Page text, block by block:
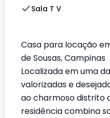
Sala T V
Casa para locação
de Sousas, Campinas
Localizada em uma
valorizadas e
ao charmoso distrito
residência combina